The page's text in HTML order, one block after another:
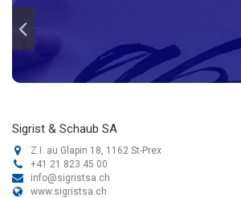
Sigrist & Schaub SA
Z.I. au Glapin 18, 1162 St-Prex
+41 21 823 45 00
info@sigristsa.ch
www.sigristsa.ch